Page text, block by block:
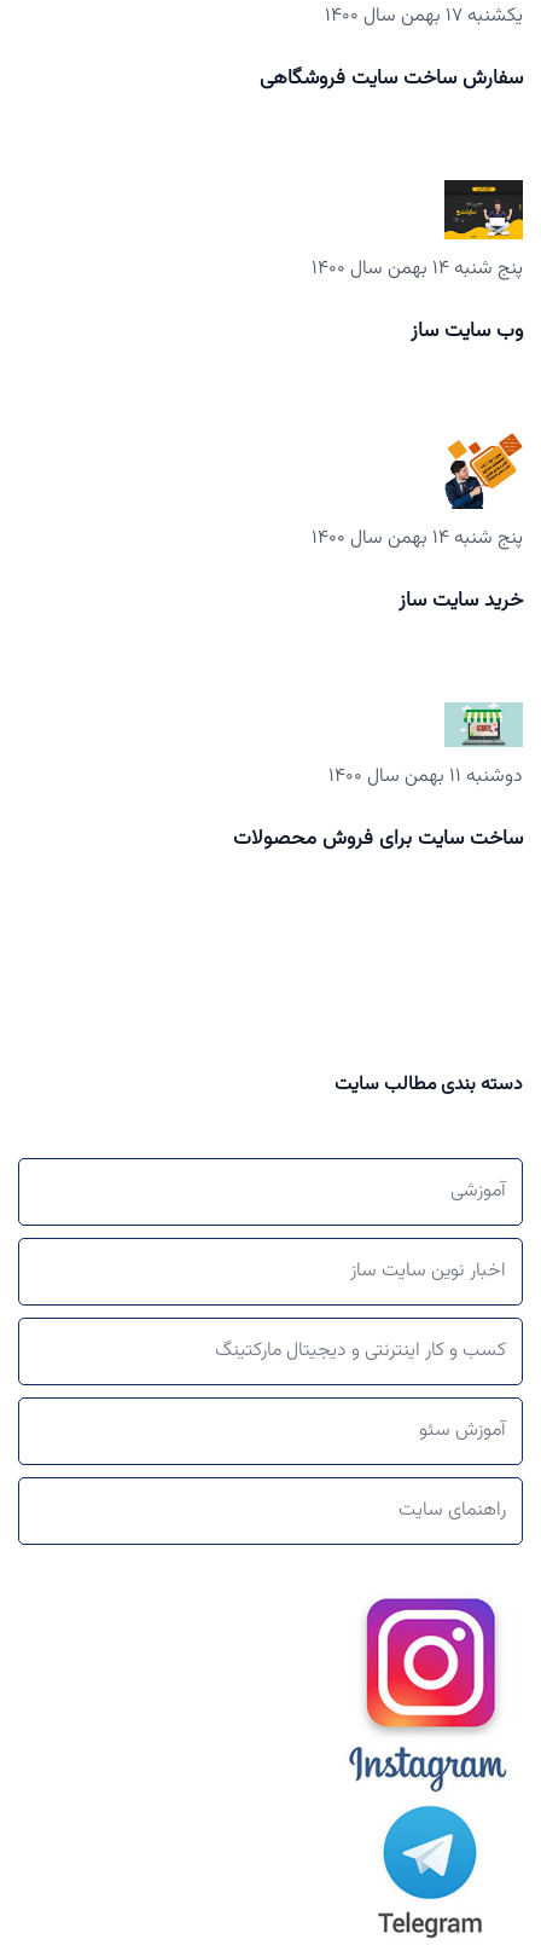
یکشنبه ۱۷ بهمن سال ۱۴۰۰
سفارش ساخت سایت فروشگاهی
پنج شنبه ۱۴ بهمن سال ۱۴۰۰
وب سایت ساز
پنج شنبه ۱۴ بهمن سال ۱۴۰۰
خرید سایت ساز
دوشنبه ۱۱ بهمن سال ۱۴۰۰
ساخت سایت برای فروش محصولات
دسته بندی مطالب سایت
آموزشی
اخبار نوین سایت ساز
کسب و کار اینترنتی و دیجیتال مارکتینگ
آموزش سئو
راهنمای سایت